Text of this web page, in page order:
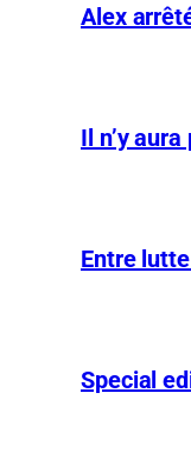
Alex
Il n’y
Entre
Special